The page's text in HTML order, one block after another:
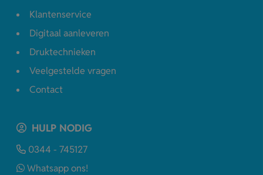
Klantenservice
Digitaal aanleveren
Druktechnieken
Veelgestelde vragen
Contact
HULP NODIG
0344 - 745127
Whatsapp ons!